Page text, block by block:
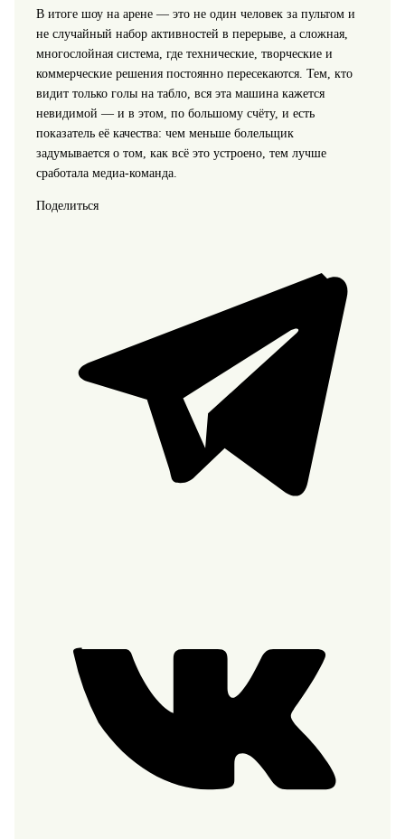
В итоге шоу на арене — это не один человек за пультом и
не случайный набор активностей в перерыве, а сложная,
многослойная система, где технические, творческие и
коммерческие решения постоянно пересекаются. Тем, кто
видит только голы на табло, вся эта машина кажется
невидимой — и в этом, по большому счёту, и есть
показатель её качества: чем меньше болельщик
задумывается о том, как всё это устроено, тем лучше
сработала медиа-команда.
Поделиться